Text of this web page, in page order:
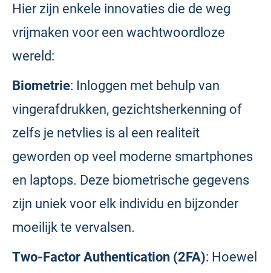
Hier zijn enkele innovaties die de weg
vrijmaken voor een wachtwoordloze
wereld:
Biometrie: Inloggen met behulp van
vingerafdrukken, gezichtsherkenning of
zelfs je netvlies is al een realiteit
geworden op veel moderne smartphones
en laptops. Deze biometrische gegevens
zijn uniek voor elk individu en bijzonder
moeilijk te vervalsen.
Two-Factor Authentication (2FA): Hoewel